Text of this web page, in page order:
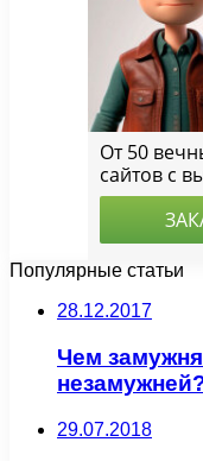
Популярные статьи
28.12.2017
Чем
29.07.2018